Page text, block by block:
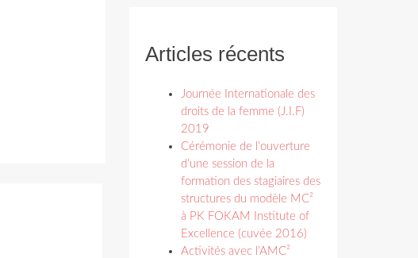
Articles récents
Journée Internationale des
droits de la femme (J.I.F)
2019
Cérémonie de l’ouverture
d’une session de la
formation des stagiaires des
structures du modèle MC²
à PK FOKAM Institute of
Excellence (cuvée 2016)
Activités avec l’AMC²